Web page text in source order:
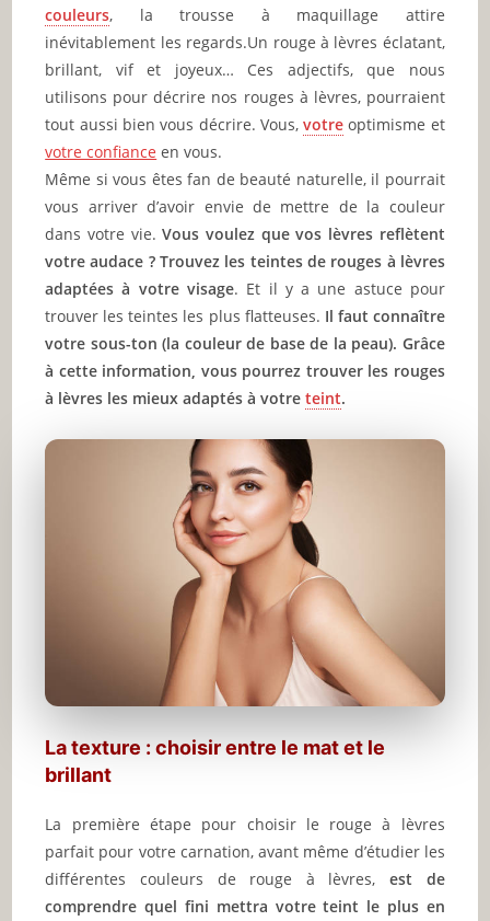
couleurs, la trousse à maquillage attire
inévitablement les regards.Un rouge à lèvres éclatant,
brillant, vif et joyeux… Ces adjectifs, que nous
utilisons pour décrire nos rouges à lèvres, pourraient
tout aussi bien vous décrire. Vous,votre optimisme et
votre confiance en vous.
Même si vous êtes fan de beauté naturelle, il pourrait
vous arriver d’avoir envie de mettre de la couleur
dans votre vie.Vous voulez que vos lèvres reflètent
votre audace ? Trouvez les teintes de rouges à lèvres
adaptées à votre visage. Et il y a une astuce pour
trouver les teintes les plus flatteuses. Il faut connaître
votre sous-ton (la couleur de base de la peau). Grâce
à cette information, vous pourrez trouver les rouges
à lèvres les mieux adaptés à votreteint.
La texture : choisir entre le mat et le
brillant
La première étape pour choisir le rouge à lèvres
parfait pour votre carnation, avant même d’étudier les
différentes couleurs de rouge à lèvres,est de
comprendre quel fini mettra votre teint le plus en